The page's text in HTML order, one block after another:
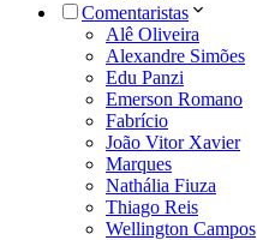
Comentaristas
Alê Oliveira
Alexandre Simões
Edu Panzi
Emerson Romano
Fabrício
João Vitor Xavier
Marques
Nathália Fiuza
Thiago Reis
Wellington Campos